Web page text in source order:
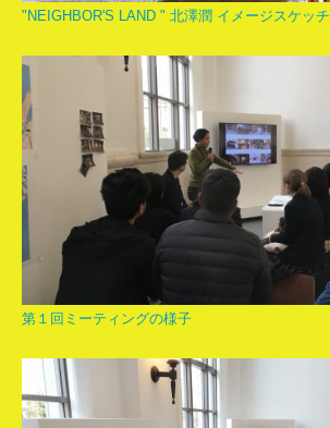
"NEIGHBOR'S LAND " 北澤潤 イメージスケッチ
第１回ミーティングの様子